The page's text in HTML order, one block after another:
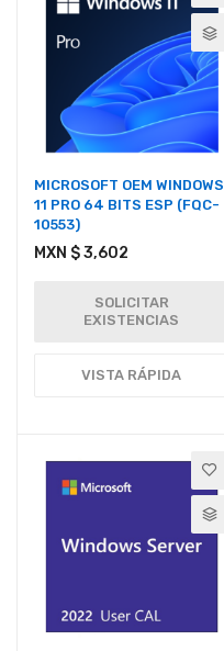
MICROSOFT OEM WINDOWS
11 PRO 64 BITS ESP (FQC-
10553)
MXN $ 3,602
SOLICITAR
EXISTENCIAS
VISTA RÁPIDA